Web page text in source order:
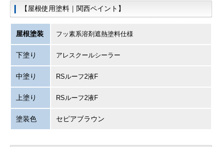
【屋根使用塗料｜関西ペイント】
屋根塗装 フッ素系溶剤遮熱塗料仕様
下塗り アレスクールシーラー
中塗り RSルーフ2液F
上塗り RSルーフ2液F
塗装色 セピアブラウン